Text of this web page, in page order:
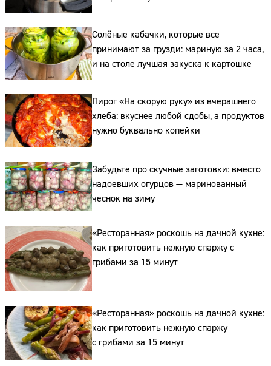
Солёные кабачки, которые все
принимают за грузди: мариную за 2 часа,
и на столе лучшая закуска к картошке
Пирог «На скорую руку» из вчерашнего
хлеба: вкуснее любой сдобы, а продуктов
нужно буквально копейки
Забудьте про скучные заготовки: вместо
надоевших огурцов — маринованный
чеснок на зиму
«Ресторанная» роскошь на дачной кухне:
как приготовить нежную спаржу с
грибами за 15 минут
«Ресторанная» роскошь на дачной кухне:
как приготовить нежную спаржу
с грибами за 15 минут
Сайт:
Телефон: